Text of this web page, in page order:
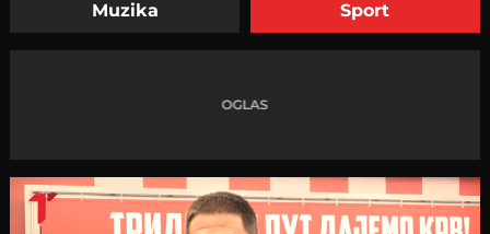
Muzika Sport